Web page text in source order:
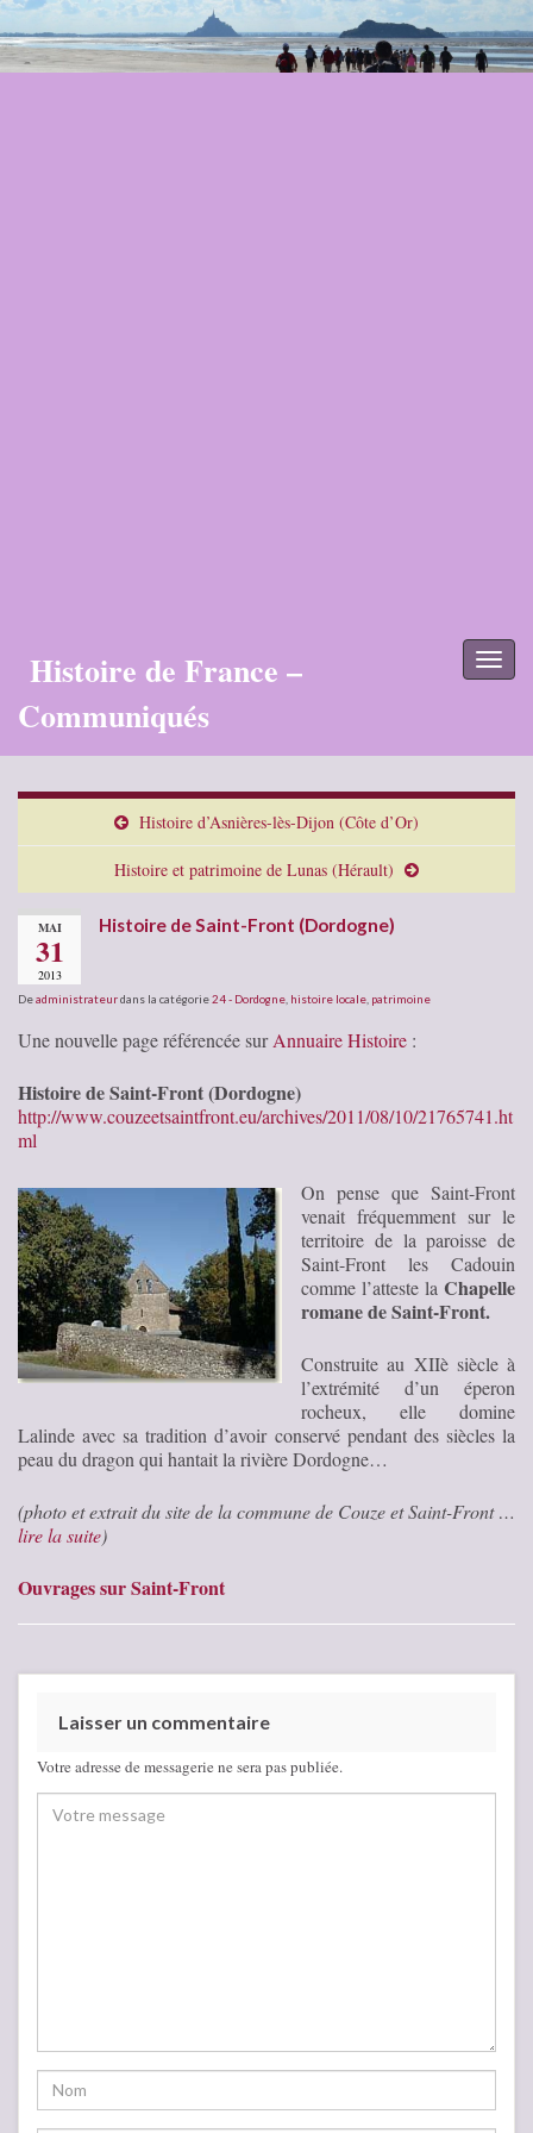
Histoire de France –
Communiqués
Histoire d’Asnières-lès-Dijon (Côte d’Or)
Histoire et patrimoine de Lunas (Hérault)
MAI
31
2013
Histoire de Saint-Front (Dordogne)
Deadministrateurdans la catégorie24 - Dordogne histoire locale patrimoine
Une nouvelle page référencée surAnnuaire Histoire :
Histoire de Saint-Front (Dordogne)
http://www.couzeetsaintfront.eu/archives/2011/08/10/21765741.ht
ml
On pense que Saint-Front
venait fréquemment sur le
territoire de la paroisse de
Saint-Front les Cadouin
comme l’atteste la Chapelle
romane de Saint-Front.
Construite au XIIè siècle à
l’extrémité d’un éperon
rocheux, elle domine
Lalinde avec sa tradition d’avoir conservé pendant des siècles la
peau du dragon qui hantait la rivière Dordogne…
(photo et extrait du site de la commune de Couze et Saint-Front …
lire la suite)
Ouvrages sur Saint-Front
Laisser un commentaire
Votre adresse de messagerie ne sera pas publiée.